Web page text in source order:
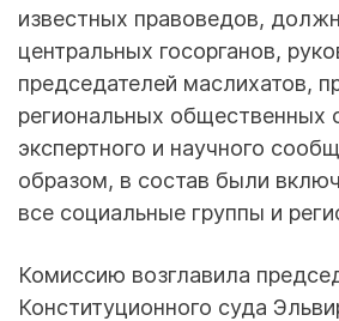
известных правоведов,
центральных госорганов,
председателей маслихатов,
региональных общественных
экспертного и научного
образом, в состав были
все социальные группы и
Комиссию возглавила
Конституционного суда